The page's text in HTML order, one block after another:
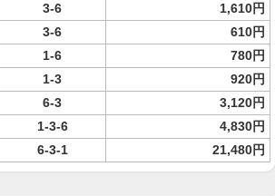
3-6 1,610円
3-6
610円
1-6
780円
1-3
920円
6-3
3,120円
1-3-6
4,830円
6-3-1 21,480円